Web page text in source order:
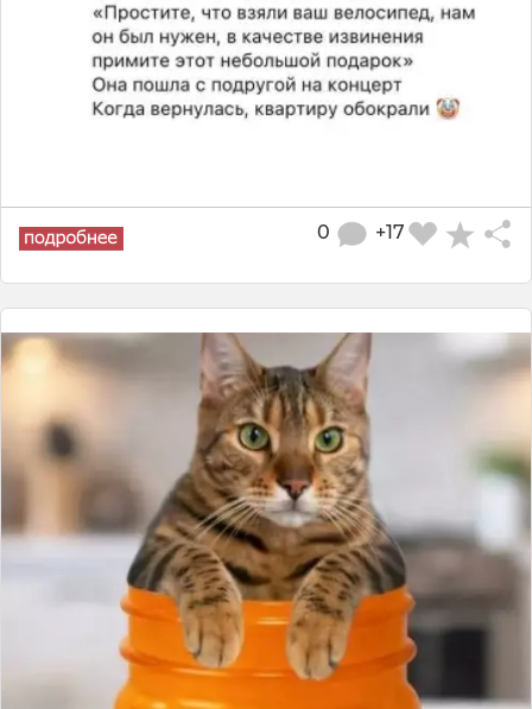
+17
0